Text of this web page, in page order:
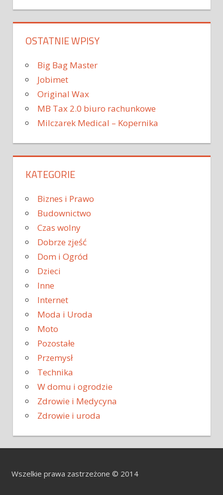
OSTATNIE WPISY
Big Bag Master
Jobimet
Original Wax
MB Tax 2.0 biuro rachunkowe
Milczarek Medical – Kopernika
KATEGORIE
Biznes i Prawo
Budownictwo
Czas wolny
Dobrze zjeść
Dom i Ogród
Dzieci
Inne
Internet
Moda i Uroda
Moto
Pozostałe
Przemysł
Technika
W domu i ogrodzie
Zdrowie i Medycyna
Zdrowie i uroda
Wszelkie prawa zastrzeżone © 2014